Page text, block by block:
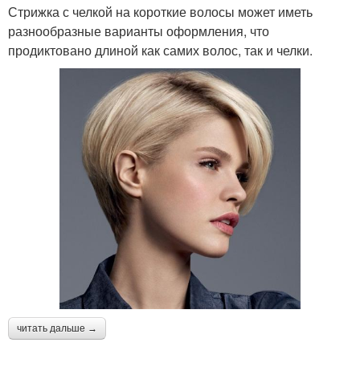
Стрижка с челкой на короткие волосы может иметь
разнообразные варианты оформления, что
продиктовано длиной как самих волос, так и челки.
читать дальше →